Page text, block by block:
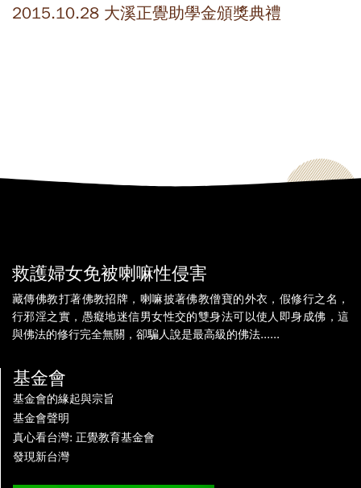
2015.10.28 大溪正覺助學金頒獎典禮
救護婦女免被喇嘛性侵害
藏傳佛教打著佛教招牌，喇嘛披著佛教僧寶的外衣，假修行之名，
行邪淫之實，愚癡地迷信男女性交的雙身法可以使人即身成佛，這
與佛法的修行完全無關，卻騙人說是最高級的佛法......
基金會
基金會的緣起與宗旨
基金會聲明
真心看台灣: 正覺教育基金會
發現新台灣